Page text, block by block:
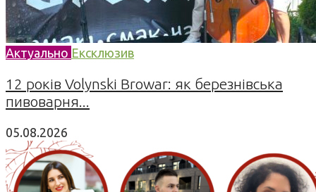
Актуально Ексклюзив
12 років Volynski Browar: як березнівська
пивоварня...
05.08.2026